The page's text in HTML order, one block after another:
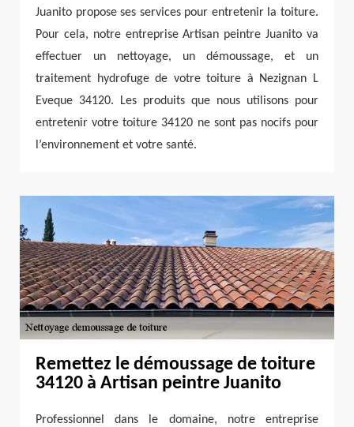
Juanito propose ses services pour entretenir la toiture.
Pour cela, notre entreprise Artisan peintre Juanito va
effectuer un nettoyage, un démoussage, et un
traitement hydrofuge de votre toiture à Nezignan L
Eveque 34120. Les produits que nous utilisons pour
entretenir votre toiture 34120 ne sont pas nocifs pour
l’environnement et votre santé.
Remettez le démoussage de toiture
34120 à Artisan peintre Juanito
Professionnel dans le domaine, notre entreprise